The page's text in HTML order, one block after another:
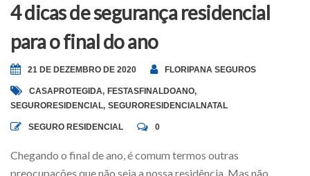
4 dicas de segurança residencial
para o final do ano
21 DE DEZEMBRO DE 2020 FLORIPANA SEGUROS
CASAPROTEGIDA, FESTASFINALDOANO,
SEGURORESIDENCIAL, SEGURORESIDENCIALNATAL
SEGURO RESIDENCIAL 0
Chegando o final de ano, é comum termos outras
preocupações que não seja a nossa residência. Mas não